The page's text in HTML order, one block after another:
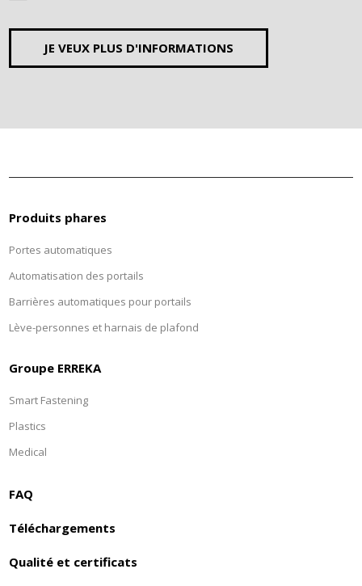
JE VEUX PLUS D'INFORMATIONS
Produits phares
Portes automatiques
Automatisation des portails
Barrières automatiques pour portails
Lève-personnes et harnais de plafond
Groupe ERREKA
Smart Fastening
Plastics
Medical
FAQ
Téléchargements
Qualité et certificats